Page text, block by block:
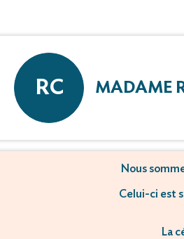
RC MADAME
Nous
Celui-ci est
La